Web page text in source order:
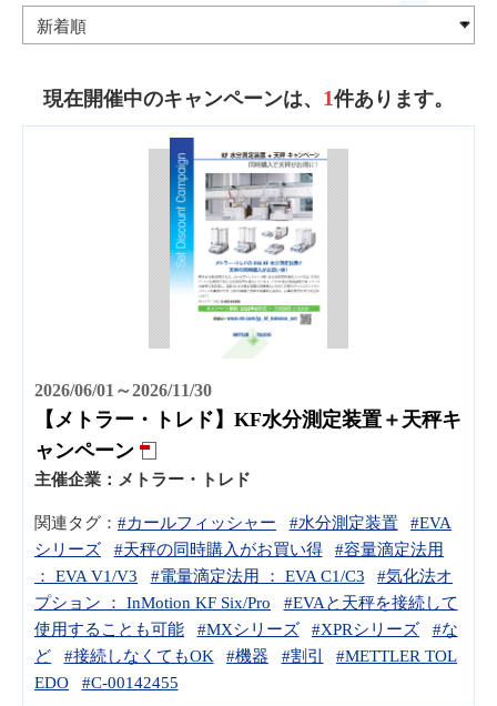
現在開催中のキャンペーンは、 1件あります。
2026/06/01～2026/11/30
【メトラー・トレド】KF水分測定装置＋天秤キ
ャンペーン
主催企業： メトラー・トレド
関連タグ： #カールフィッシャー #水分測定装置
#EVA
シリーズ
#天秤の同時購入がお買い得
#容量滴定法用
： EVA V1/V3
#電量滴定法用 ： EVA C1/C3
#気化法オ
プション ： InMotion KF Six/Pro
#EVAと天秤を接続して
使用することも可能
#MXシリーズ #XPRシリーズ
#な
ど
#接続しなくてもOK #機器 #割引
#METTLER TOL
EDO
#C-00142455